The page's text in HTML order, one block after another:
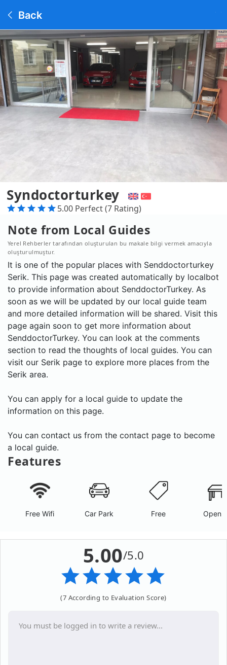
Back
Syndoctorturkey
5.00 Perfect (7 Rating)
Note from Local Guides
Yerel Rehberler tarafından oluşturulan bu makale bilgi vermek amacıyla
oluşturulmuştur.
It is one of the popular places with Senddoctorturkey
Serik. This page was created automatically by localbot
to provide information about SenddoctorTurkey. As
soon as we will be updated by our local guide team
and more detailed information will be shared. Visit this
page again soon to get more information about
SenddoctorTurkey. You can look at the comments
section to read the thoughts of local guides. You can
visit our Serik page to explore more places from the
Serik area.
You can apply for a local guide to update the
information on this page.
You can contact us from the contact page to become
a local guide.
Features
Free Wifi Car Park Free Open
5.00/5.0
(7 According to Evaluation Score)